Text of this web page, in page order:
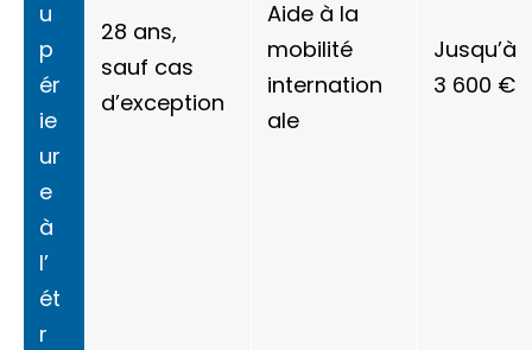
u
p
ér
ie
ur
e
à
l’
ét
r
28 ans,
sauf cas
d’exception
Aide à la
mobilité
internation
ale
Jusqu’à
3 600 €